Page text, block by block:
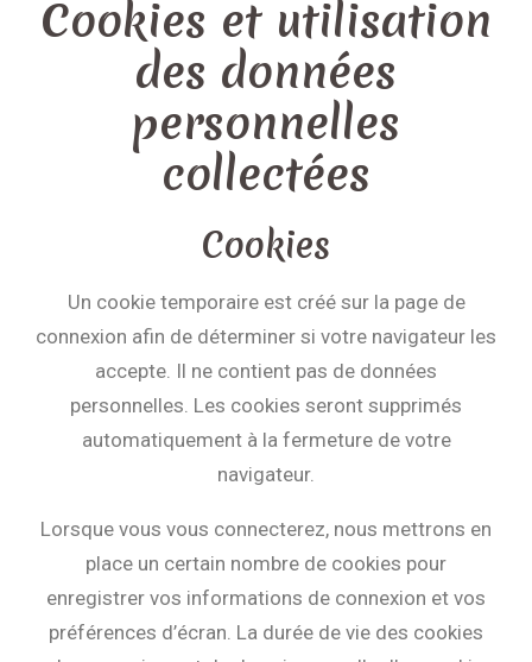
Cookies et utilisation
des données
personnelles
collectées
Cookies
Un cookie temporaire est créé sur la page de
connexion afin de déterminer si votre navigateur les
accepte. Il ne contient pas de données
personnelles. Les cookies seront supprimés
automatiquement à la fermeture de votre
navigateur.
Lorsque vous vous connecterez, nous mettrons en
place un certain nombre de cookies pour
enregistrer vos informations de connexion et vos
préférences d’écran. La durée de vie des cookies